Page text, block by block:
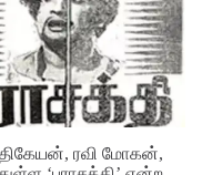
ரவி மோகன்,